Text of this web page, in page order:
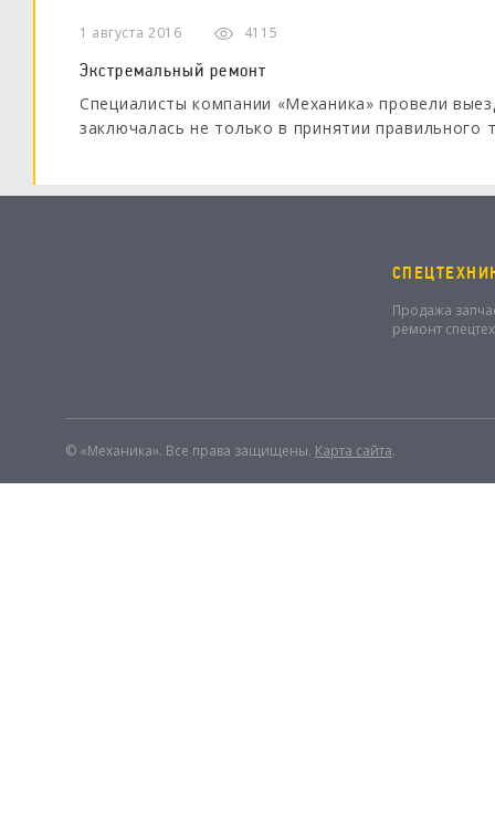
1 августа 2016 4115
Экстремальный ремонт
Специалисты компании «Механика» провели
заключалась не только в принятии правильного
Продажа
ремонт
© «Механика». Все права защищены. Карта сайта.